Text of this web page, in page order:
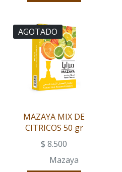
AGOTADO
MAZAYA MIX DE
CITRICOS 50 gr
$ 8.500
Mazaya